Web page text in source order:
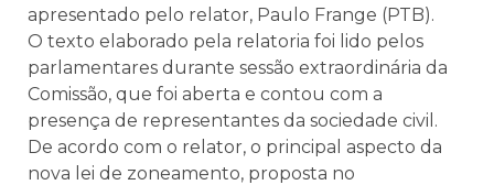
apresentado pelo relator, Paulo Frange (PTB).
O texto elaborado pela relatoria foi lido pelos
parlamentares durante sessão extraordinária da
Comissão, que foi aberta e contou com a
presença de representantes da sociedade civil.
De acordo com o relator, o principal aspecto da
nova lei de zoneamento, proposta no